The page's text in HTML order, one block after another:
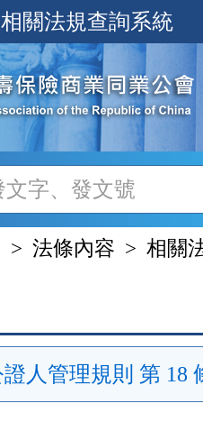
關法規查詢系統
法條內容 相關
人管理規則 第 18